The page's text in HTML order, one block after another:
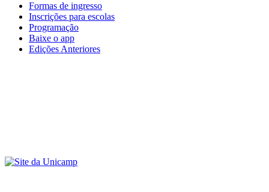
Formas de ingresso
Inscrições para escolas
Programação
Baixe o app
Edições Anteriores